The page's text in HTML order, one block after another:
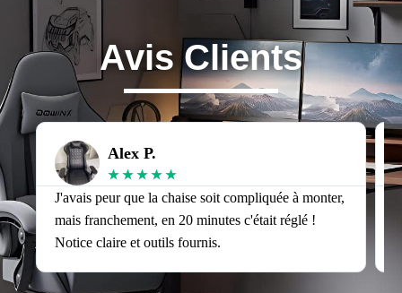
Avis Clients
Alex P.
★ ★ ★ ★ ★
J'avais peur que la chaise soit compliquée à monter,
mais franchement, en 20 minutes c'était réglé !
Notice claire et outils fournis.